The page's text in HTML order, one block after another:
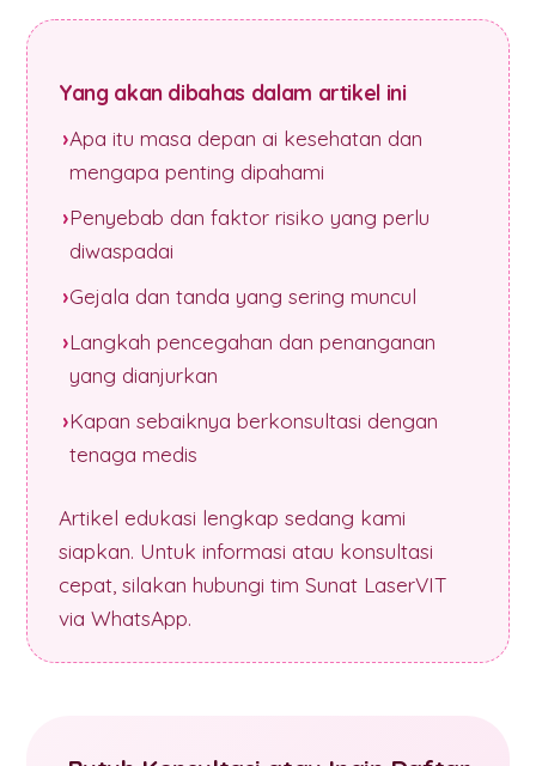
Yang akan dibahas dalam artikel ini
Apa itu masa depan ai kesehatan dan
mengapa penting dipahami
Penyebab dan faktor risiko yang perlu
diwaspadai
Gejala dan tanda yang sering muncul
Langkah pencegahan dan penanganan
yang dianjurkan
Kapan sebaiknya berkonsultasi dengan
tenaga medis
Artikel edukasi lengkap sedang kami
siapkan. Untuk informasi atau konsultasi
cepat, silakan hubungi tim Sunat LaserVIT
via WhatsApp.